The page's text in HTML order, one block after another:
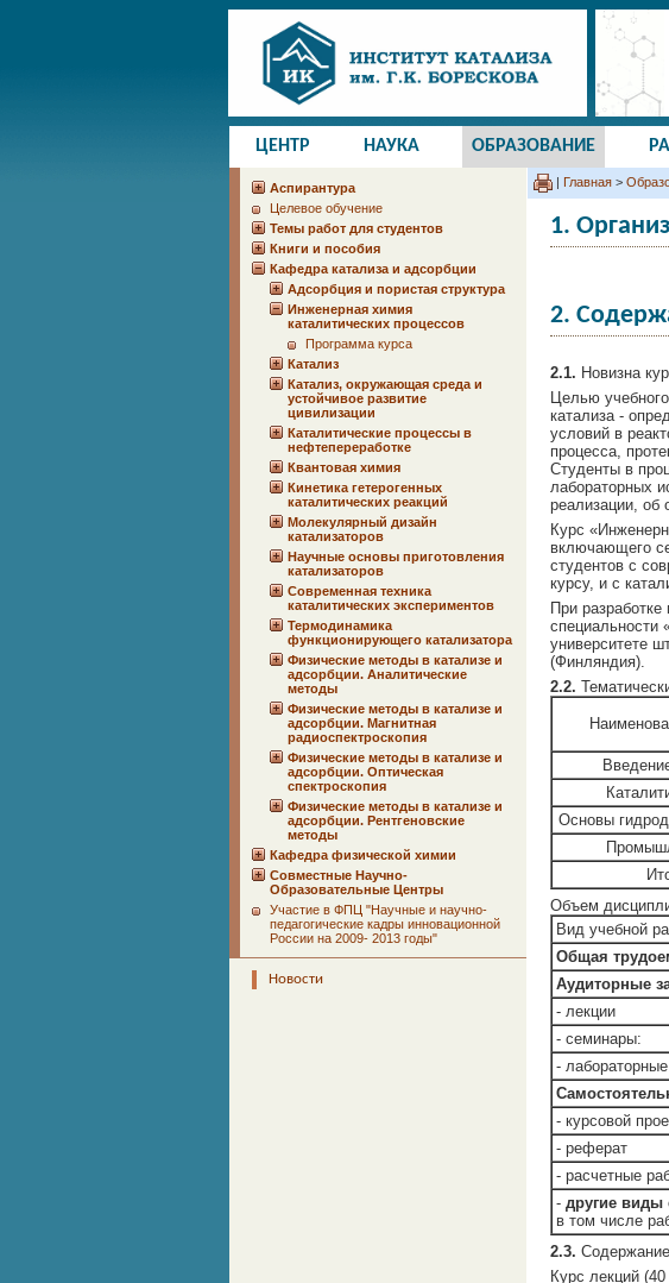
ЦЕНТР НАУКА ОБРАЗОВАНИЕ
Аспирантура
Целевое обучение
Темы работ для студентов
Книги и пособия
Кафедра катализа и адсорбции
Адсорбция и пористая структура
Инженерная химия
каталитических процессов
Программа курса
Катализ
Катализ, окружающая среда и
устойчивое развитие
цивилизации
Каталитические процессы в
нефтепереработке
Квантовая химия
Кинетика гетерогенных
каталитических реакций
Молекулярный дизайн
катализаторов
Научные основы приготовления
катализаторов
Современная техника
каталитических экспериментов
Термодинамика
функционирующего катализатора
Физические методы в катализе и
адсорбции. Аналитические
методы
Физические методы в катализе и
адсорбции. Магнитная
радиоспектроскопия
Физические методы в катализе и
адсорбции. Оптическая
спектроскопия
Физические методы в катализе и
адсорбции. Рентгеновские
методы
Кафедра физической химии
Совместные Научно-
Образовательные Центры
Участие в ФПЦ "Научные и научно-
педагогические кадры инновационной
России на 2009- 2013 годы"
Новости
| Главная >
1.
2.
2.1. Новизна
Целью
катализа -
условий в
процесса,
Студенты в
лабораторных
реализации, об
Курс
включающего
студентов с
курсу, и с
При
специальности
университете
(Финляндия).
2.2.
Основы
Объем
Вид учебной
Общая
Аудиторные
- лекции
- семинары:
-
- курсовой
- реферат
- расчетные
- другие виды
в том числе
2.3.
Курс лекций (40